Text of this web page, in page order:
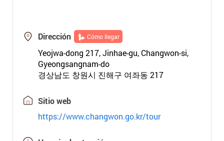
Dirección Cómo llegar
Yeojwa-dong 217, Jinhae-gu, Changwon-si,
Gyeongsangnam-do
경상남도 창원시 진해구 여좌동 217
Sitio web
https://www.changwon.go.kr/tour